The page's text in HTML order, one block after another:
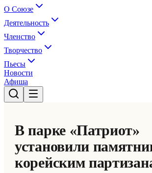
О Союзе
Деятельность
Членство
Творчество
Пьесы
Новости
Афиша
В парке «Патриот»
установили
корейским